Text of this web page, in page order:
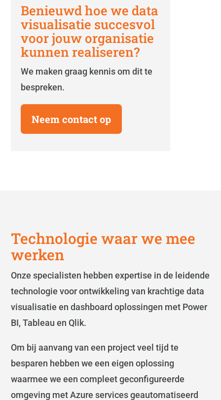
Benieuwd hoe we data
visualisatie succesvol
voor jouw organisatie
kunnen realiseren?
We maken graag kennis om dit te
bespreken.
Neem contact op
Technologie waar we mee
werken
Onze specialisten hebben expertise in de leidende
technologie voor ontwikkeling van krachtige data
visualisatie en dashboard oplossingen met Power
BI, Tableau en Qlik.
Om bij aanvang van een project veel tijd te
besparen hebben we een eigen oplossing
waarmee we een compleet geconfigureerde
omgeving met Azure services geautomatiseerd